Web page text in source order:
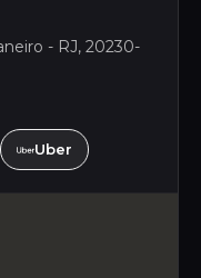
- RJ, 20230-
Uber